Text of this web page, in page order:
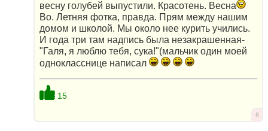
весну голубей выпустили. Красотень. Весна
Во. Летняя фотка, правда. Прям между нашим
домом и школой. Мы около нее курить учились.
И года три там надпись была незакрашенная-
"Галя, я люблю тебя, сука!"(мальчик один моей
однокласснице написал
15
6